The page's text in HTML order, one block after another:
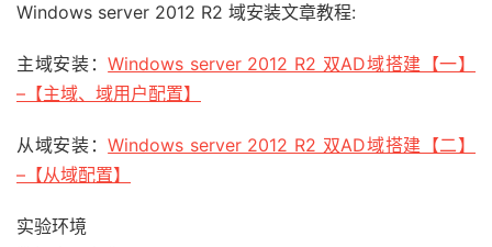
Windows server 2012 R2 域安装文章教程:
主域安装：Windows server 2012 R2 双AD域搭建【一】
–【主域、域用户配置】
从域安装：Windows server 2012 R2 双AD域搭建【二】
–【从域配置】
实验环境